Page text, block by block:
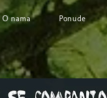
O nama Ponude